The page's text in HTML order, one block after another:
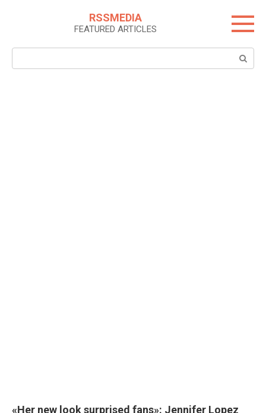
RSSMEDIA
FEATURED ARTICLES
Search:
«Her new look surprised fans»: Jennifer Lopez